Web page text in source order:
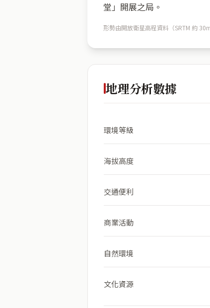
堂」開展之局。
形勢由開放衛星高程資料（SRTM 約
地理分析數據
環境等級
海拔高度
交通便利
商業活動
自然環境
文化資源